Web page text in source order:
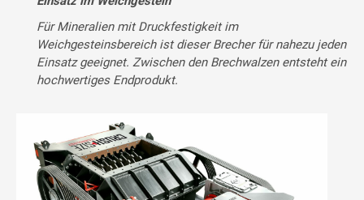
Für Mineralien mit Druckfestigkeit im
Weichgesteinsbereich ist dieser Brecher für nahezu jeden
Einsatz geeignet. Zwischen den Brechwalzen entsteht ein
hochwertiges Endprodukt.